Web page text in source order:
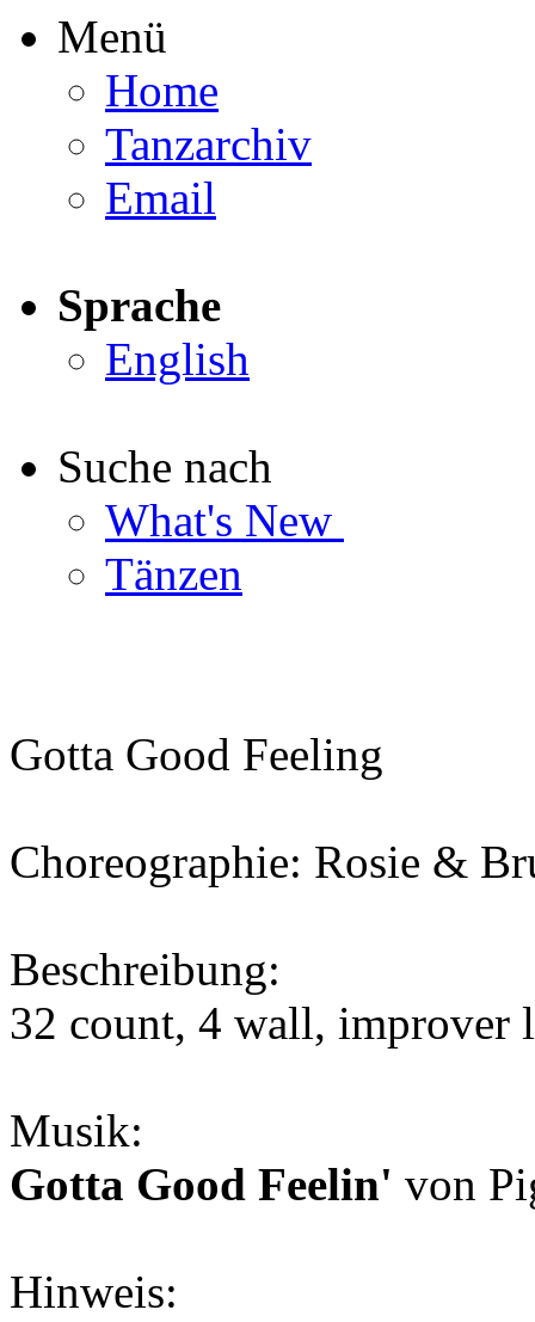
Menü
Home
Tanzarchiv
Email
Sprache
English
Suche nach
What's New
Tänzen
Gotta Good Feeling
Choreographie: Rosie &
Beschreibung:
32 count, 4 wall, improver
Musik:
Gotta Good Feelin' von
Hinweis: